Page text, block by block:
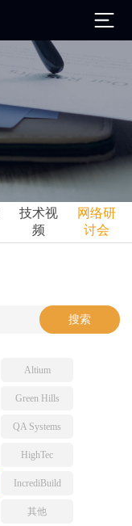
技术视
频
网络研
讨会
Altium
Green Hills
QA Systems
HighTec
IncrediBuild
其他